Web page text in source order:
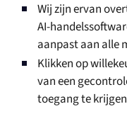
Wij zijn ervan
AI-
aanpast aan alle
Klikken op
van een
toegang te